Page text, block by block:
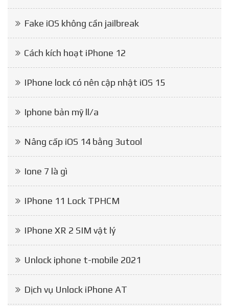
Fake iOS không cần jailbreak
Cách kích hoạt iPhone 12
IPhone lock có nên cập nhật iOS 15
Iphone bản mỹ ll/a
Nâng cấp iOS 14 bằng 3utool
Ione 7 là gì
IPhone 11 Lock TPHCM
IPhone XR 2 SIM vật lý
Unlock iphone t-mobile 2021
Dịch vụ Unlock iPhone AT